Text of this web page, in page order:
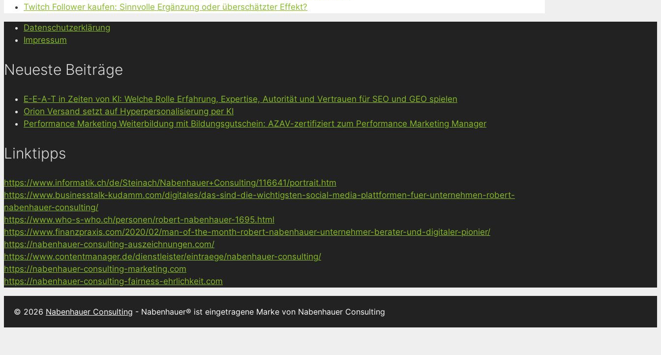
Twitch Follower kaufen: Sinnvolle Ergänzung oder überschätzter Effekt?
Datenschutzerklärung
Impressum
Neueste Beiträge
E-E-A-T in Zeiten von KI: Welche Rolle Erfahrung, Expertise, Autorität und Vertrauen für SEO und GEO spielen
Orion Versand setzt auf Hyperpersonalisierung per KI
Performance Marketing Weiterbildung mit Bildungsgutschein: AZAV-zertifiziert zum Performance Marketing Manager
Linktipps
https://www.informatik.ch/de/Steinach/Nabenhauer+Consulting/116641/portrait.htm
https://www.businesstalk-kudamm.com/digitales/das-sind-die-wichtigsten-social-media-plattformen-fuer-unternehmen-robert-
nabenhauer-consulting/
https://www.who-s-who.ch/personen/robert-nabenhauer-1695.html
https://www.finanzpraxis.com/2020/02/man-of-the-month-robert-nabenhauer-unternehmer-berater-und-digitaler-pionier/
https://nabenhauer-consulting-auszeichnungen.com/
https://www.contentmanager.de/dienstleister/eintraege/nabenhauer-consulting/
https://nabenhauer-consulting-marketing.com
https://nabenhauer-consulting-fairness-ehrlichkeit.com
© 2026 Nabenhauer Consulting - Nabenhauer® ist eingetragene Marke von Nabenhauer Consulting